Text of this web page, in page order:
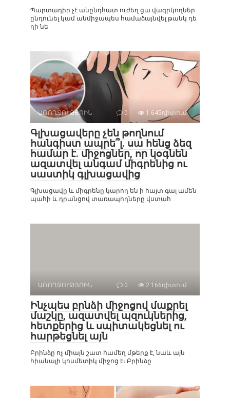
Պարտադիր չէ անընդհատ ուժեղ ցա վազրկողներ
ընդունել կամ անմիջապես համաձայնվել թանկ դե
ղի նե
ԱՌՈՂՋՈՒԹՅՈԻՆ 0 1 645դիտում
Գլխացավերը չեն թողնում
հանգիստ ապրե՞լ. սա հենց ձեզ
համար է. միջոցներ, որ կօգնեն
ազատվել անգամ միգրենից ու
սաստիկ գլխացավից
Գլխացավը և միգրենը կարող են ի հայտ գալ ամեն
պահի և դրանցով տառապողները վստահ
ԱՌՈՂՋՈՒԹՅՈԻՆ 0 2 166դիտում
Ինչպես բրնձի միջոցով մաքրել
մաշկը, ազատվել պզուկներից,
հետքերից և սպիտակեցնել ու
հարթեցնել այն
Բրինձը ոչ միայն շատ համեղ մթերք է, նաև այն
հիանալի կոսմետիկ միջոց է։ Բրինձը